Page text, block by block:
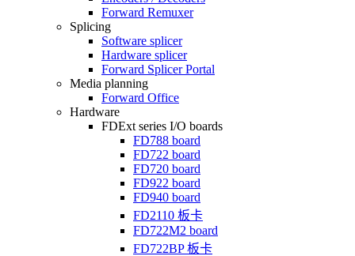
Forward Remuxer
Splicing
Software splicer
Hardware splicer
Forward Splicer Portal
Media planning
Forward Office
Hardware
FDExt series I/O boards
FD788 board
FD722 board
FD720 board
FD922 board
FD940 board
FD2110 板卡
FD722M2 board
FD722BP板卡